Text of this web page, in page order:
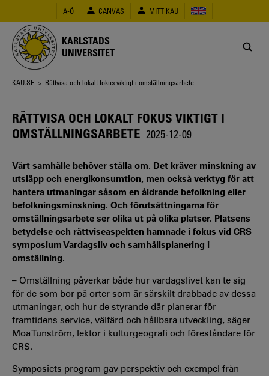
huvudinnehåll
A-Ö CANVAS MITT KAU
KARLSTADS
UNIVERSITET
Länkstig
KAU.SE > Rättvisa och lokalt fokus viktigt i omställningsarbete
RÄTTVISA OCH LOKALT FOKUS VIKTIGT I
OMSTÄLLNINGSARBETE 2025-12-09
Vårt samhälle behöver ställa om. Det kräver minskning av
utsläpp och energikonsumtion, men också verktyg för att
hantera utmaningar såsom en åldrande befolkning eller
befolkningsminskning. Och förutsättningarna för
omställningsarbete ser olika ut på olika platser. Platsens
betydelse och rättviseaspekten hamnade i fokus vid CRS
symposium Vardagsliv och samhällsplanering i
omställning.
– Omställning påverkar både hur vardagslivet kan te sig
för de som bor på orter som är särskilt drabbade av dessa
utmaningar, och hur de styrande där planerar för
framtidens service, välfärd och hållbara utveckling, säger
Moa Tunström, lektor i kulturgeografi och föreståndare för
CRS.
Symposiets program gav perspektiv och exempel från